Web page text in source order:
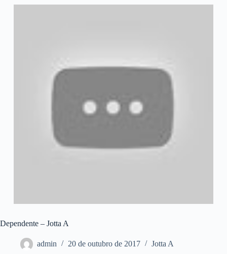
Dependente – Jotta A
admin 20 de outubro de 2017 Jotta A